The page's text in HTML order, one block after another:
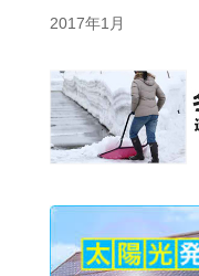
2017年1月